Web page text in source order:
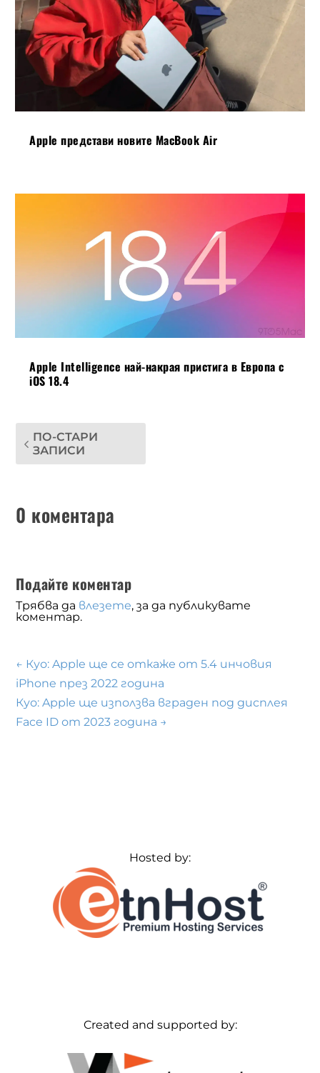
Apple представи новите MacBook Air
Apple Intelligence най-накрая пристига в Европа с
iOS 18.4
ПО-СТАРИ
ЗАПИСИ
0 коментара
Подайте коментар
Трябва да влезете, за да публикувате
коментар.
← Куо: Apple ще се откаже от 5.4 инчовия
iPhone през 2022 година
Куо: Apple ще използва вграден под дисплея
Face ID от 2023 година →
Hosted by:
Created and supported by: